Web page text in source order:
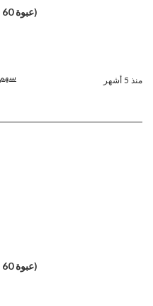
شرائط اختبار الكيتون من GKI (عبوة 60 شريطًا)
سهم منذ 5 أشهر
شرائط اختبار الكيتون من GKI (عبوة 60 شريطًا)